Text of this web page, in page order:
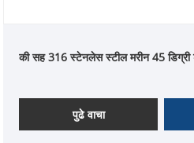
की सह 316 स्टेनलेस स्टील मरीन 45
पुढे वाचा